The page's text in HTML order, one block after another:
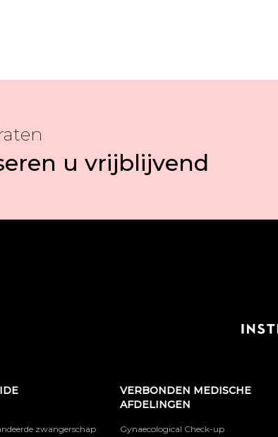
u vrijblijvend
zwangerschap
VERBONDEN MEDISCHE
AFDELINGEN
Gynaecological Check-up